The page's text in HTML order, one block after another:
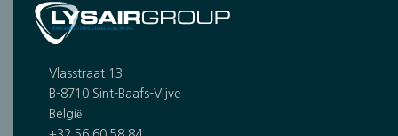
Vlasstraat 13
B-8710 Sint-Baafs-Vijve
België